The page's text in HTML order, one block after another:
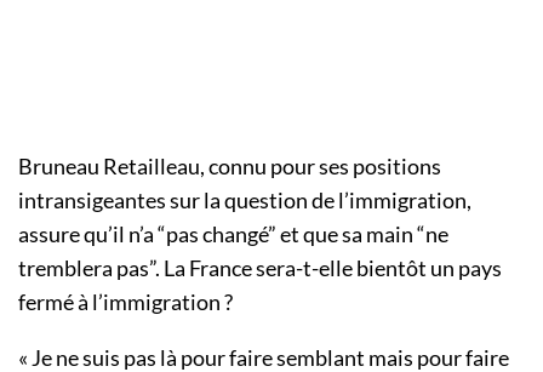
Bruneau Retailleau, connu pour ses positions
intransigeantes sur la question de l’immigration,
assure qu’il n’a “pas changé” et que sa main “ne
tremblera pas”. La France sera-t-elle bientôt un pays
fermé à l’immigration ?
« Je ne suis pas là pour faire semblant mais pour faire